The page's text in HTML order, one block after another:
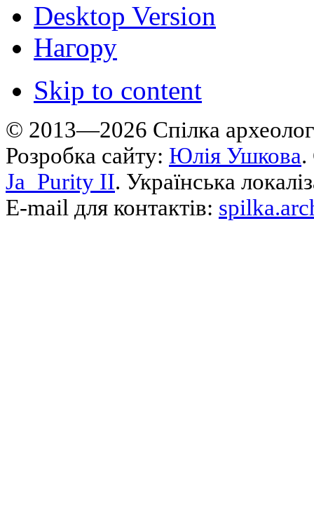
Desktop Version
Нагору
Skip to content
© 2013—2026 Cпілка
Розробка сайту: Юлія Ушкова.
Ja_Purity II. Українська
E-mail для контактів: